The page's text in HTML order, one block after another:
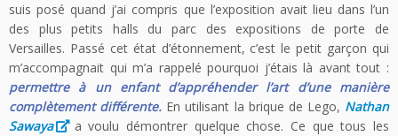
suis posé quand j’ai compris que l’exposition avait lieu dans l’un
des plus petits halls du parc des expositions de porte de
Versailles. Passé cet état d’étonnement, c’est le petit garçon qui
m’accompagnait qui m’a rappelé pourquoi j’étais là avant tout :
permettre à un enfant d’appréhender l’art d’une manière
complètement différente. En utilisant la brique de Lego, Nathan
Sawaya
a voulu démontrer quelque chose. Ce que tous les